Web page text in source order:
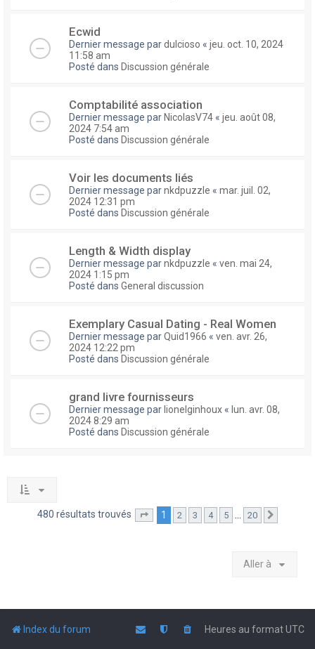
Ecwid
Dernier message pardulcioso « jeu. oct. 10, 2024
11:58 am
Posté dans Discussion générale
Comptabilité association
Dernier message par NicolasV74 « jeu. août 08,
2024 7:54 am
Posté dans Discussion générale
Voir les documents liés
Dernier message parnkdpuzzle « mar. juil. 02,
2024 12:31 pm
Posté dans Discussion générale
Length & Width display
Dernier message parnkdpuzzle « ven. mai 24,
2024 1:15 pm
Posté dans General discussion
Exemplary Сasual Dating - Real Women
Dernier message parQuid1966 « ven. avr. 26,
2024 12:22 pm
Posté dans Discussion générale
grand livre fournisseurs
Dernier message par lionelginhoux « lun. avr. 08,
2024 8:29 am
Posté dans Discussion générale
480 résultats trouvés Page sur20
1 2 3 4 5 … 20
Aller à
Index du forum Heures au formatUTC